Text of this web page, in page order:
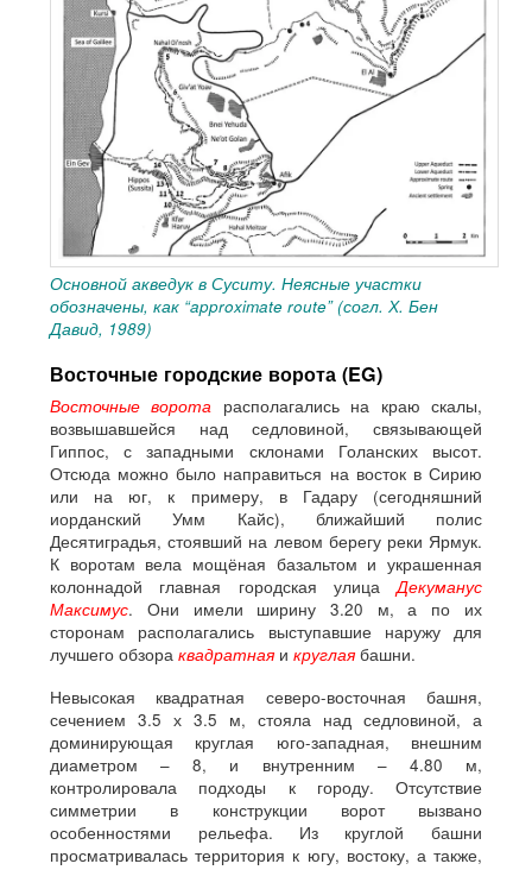
Основной акведук в Суситу. Неясные участки
обозначены, как “approximate route” (согл. Х. Бен
Давид, 1989)
Восточные городские ворота (EG)
Восточные ворота располагались на краю скалы,
возвышавшейся над седловиной, связывающей
Гиппос, с западными склонами Голанских высот.
Отсюда можно было направиться на восток в Сирию
или на юг, к примеру, в Гадару (сегодняшний
иорданский Умм Кайс), ближайший полис
Десятиградья, стоявший на левом берегу реки Ярмук.
К воротам вела мощёная базальтом и украшенная
колоннадой главная городская улицаДекуманус
Максимус. Они имели ширину 3.20 м, а по их
сторонам располагались выступавшие наружу для
лучшего обзораквадратнаяикруглая башни.
Невысокая квадратная северо-восточная башня,
сечением 3.5 х 3.5 м, стояла над седловиной, а
доминирующая круглая юго-западная, внешним
диаметром – 8, и внутренним – 4.80 м,
контролировала подходы к городу. Отсутствие
симметрии в конструкции ворот вызвано
особенностями рельефа. Из круглой башни
просматривалась территория к югу, востоку, а также,